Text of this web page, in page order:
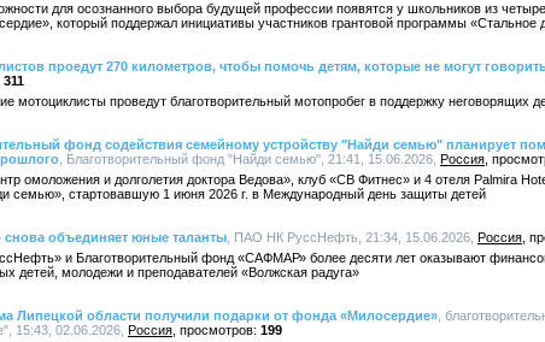
для осознанного выбора будущей профессии появятся у школьников из
который поддержал инициативы участников грантовой программы «Стальное
проедут 270 километров, чтобы помочь детям, которые не могут
311
мотоциклисты проведут благотворительный мотопробег в поддержку неговорящих
фонд содействия семейному устройству "Найди семью" планирует
, Благотворительный фонд "Найди семью", 21:41, 15.06.2026, Россия
омоложения и долголетия доктора Ведова», клуб «СВ Фитнес» и 4 отеля Palmira
семью», стартовавшую 1 июня 2026 г. в Международный день защиты детей
снова объединяет юные таланты , ПАО НК РуссНефть, 21:34, 15.06.2026, Россия
и Благотворительный фонд «САФМАР» более десяти лет оказывают
детей, молодежи и преподавателей «Волжская радуга»
Липецкой области получили подарки от фонда «Милосердие» ,
15:43, 02.06.2026, Россия 199